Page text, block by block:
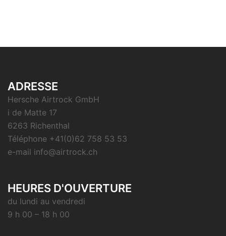
ADRESSE
Hersche Airtrock GmbH
i de Matte 17
6263 Richenthal
Téléphone +41(0)62 758 53 53
e-mail info@airtrock.ch
HEURES D'OUVERTURE
du lundi au vendredi
9 h 00 – 18 h 00